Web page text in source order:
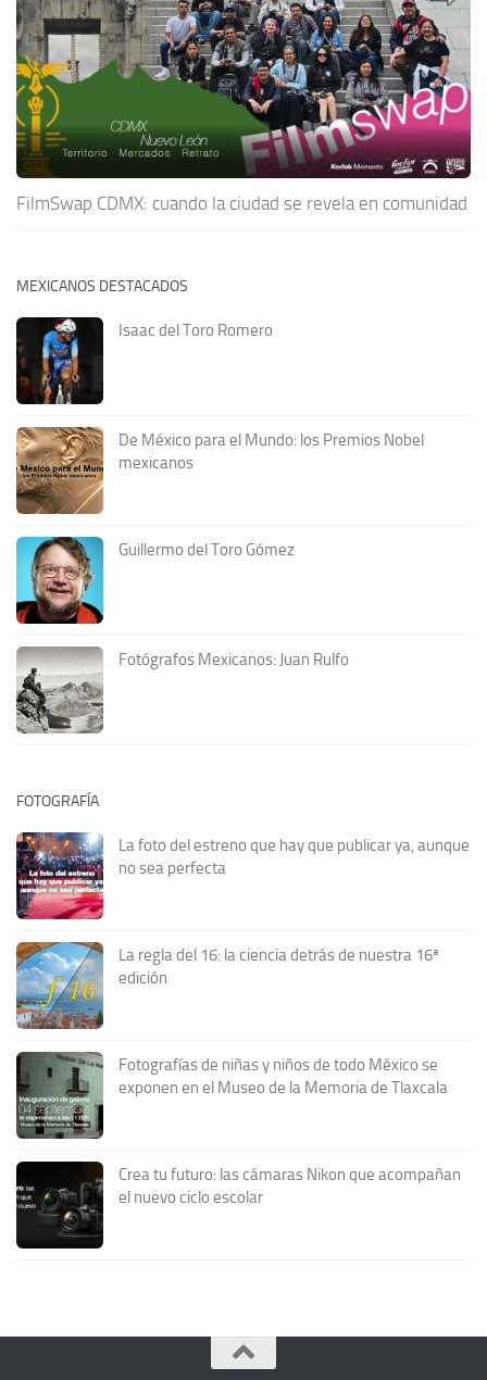
FilmSwap CDMX: cuando la ciudad se revela en comunidad
MEXICANOS DESTACADOS
Isaac del Toro Romero
De México para el Mundo: los Premios Nobel
mexicanos
Guillermo del Toro Gómez
Fotógrafos Mexicanos: Juan Rulfo
FOTOGRAFÍA
La foto del estreno que hay que publicar ya, aunque
no sea perfecta
La regla del 16: la ciencia detrás de nuestra 16ª
edición
Fotografías de niñas y niños de todo México se
exponen en el Museo de la Memoria de Tlaxcala
Crea tu futuro: las cámaras Nikon que acompañan
el nuevo ciclo escolar